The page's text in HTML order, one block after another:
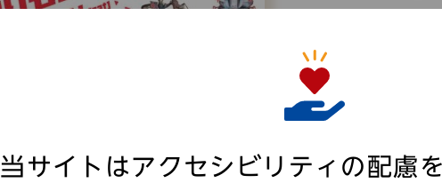
開催期間：
(日)
当サイトはアクセシビリティの配慮